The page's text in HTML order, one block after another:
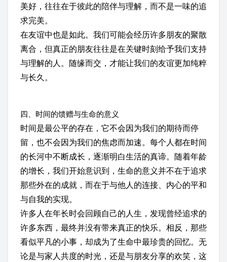
美好，往往在于彼此的陪伴与理解，而不是一味的追
求完美。
在友谊中也是如此。我们可能会经历许多朋友的聚散
离合，但真正的朋友往往是在关键时刻给予我们支持
与理解的人。随缘而交，才能让我们的友谊更加纯粹
与长久。
四、时间的馈赠与生命的意义
时间是最公平的存在，它不会因为我们的期待而停
留，也不会因为我们的焦虑而加速。每个人都在时间
的长河中不断成长，逐渐明白生活的真谛。随着年龄
的增长，我们开始意识到，生命的意义并不在于追求
那些外在的成就，而在于与他人的连接、内心的平和
与自我的实现。
许多人在年长时会回顾自己的人生，发现曾经追求的
许多东西，最终并没有带来真正的快乐。相反，那些
看似平凡的小事，却成为了生命中最珍贵的回忆。无
论是与家人共度的时光，还是与朋友分享的欢笑，这